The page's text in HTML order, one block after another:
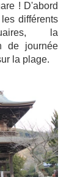
! D'abord
différents
la
de journée
la plage.